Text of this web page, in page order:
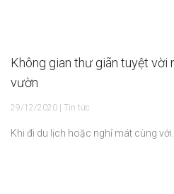
Không gian thư giãn tuyệt vời
vườn
29/12/2020 | Tin tức
Khi đi du lịch hoặc nghỉ mát cùng với...